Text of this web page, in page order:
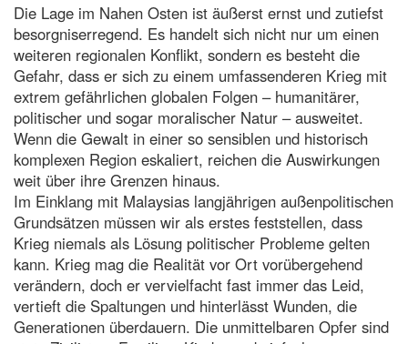
Die Lage im Nahen Osten ist äußerst ernst und zutiefst
besorgniserregend. Es handelt sich nicht nur um einen
weiteren regionalen Konflikt, sondern es besteht die
Gefahr, dass er sich zu einem umfassenderen Krieg mit
extrem gefährlichen globalen Folgen – humanitärer,
politischer und sogar moralischer Natur – ausweitet.
Wenn die Gewalt in einer so sensiblen und historisch
komplexen Region eskaliert, reichen die Auswirkungen
weit über ihre Grenzen hinaus.
Im Einklang mit Malaysias langjährigen außenpolitischen
Grundsätzen müssen wir als erstes feststellen, dass
Krieg niemals als Lösung politischer Probleme gelten
kann. Krieg mag die Realität vor Ort vorübergehend
verändern, doch er vervielfacht fast immer das Leid,
vertieft die Spaltungen und hinterlässt Wunden, die
Generationen überdauern. Die unmittelbaren Opfer sind